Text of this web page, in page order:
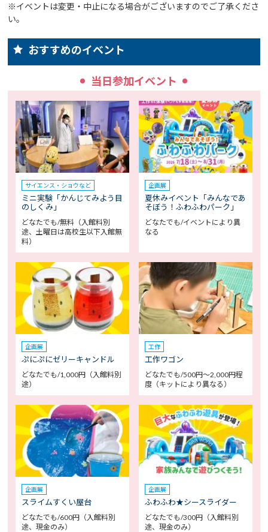
※イベントは変更・中止になる場合がございますのでご了承くださ
い。
おすすめのイベント
当日参加イベント
サイエンス・ショウなど
ミニ実験「かんじてみよう目
のしくみ」
どなたでも/無料（入館料別
途、土曜日は高校生以下入館無
料）
企画展
夏休みイベント「みんなであ
そぼう！ふわふわパーク」
どなたでも/イベントにより異
なる
企画展
ぷにぷにゼリーキャンドル
どなたでも/1,000円（入館料別
途）
工作
工作ワゴン
どなたでも/500円～2,000円程
度（キットにより異なる）
企画展
スライムすくい屋台
どなたでも/600円（入館料別
途、現金のみ）
企画展
ふわふわ★シースライダー
どなたでも/300円（入館料別
途、現金のみ）